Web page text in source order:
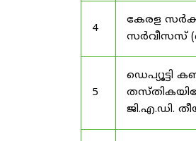
4
കേരള
സർവീസസ്
5
ഡെപ്യൂട്ടി
ജി.എ.ഡി.